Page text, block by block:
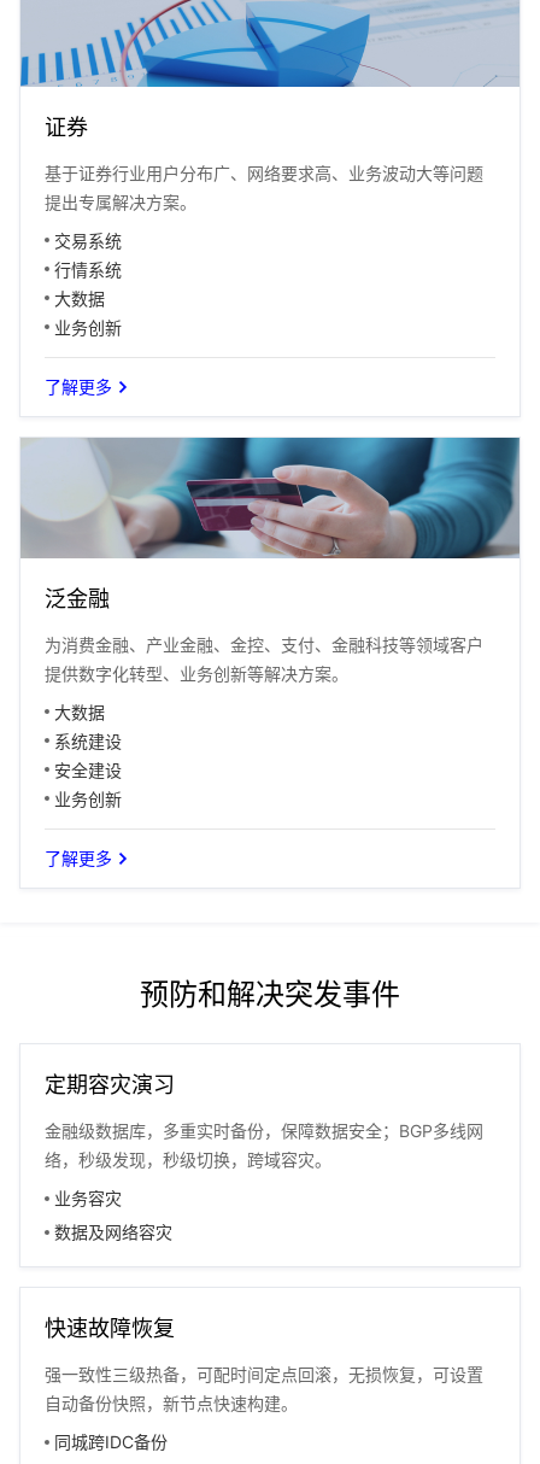
证券
基于证券行业用户分布广、网络要求高、业务波动大等问题
提出专属解决方案。
交易系统
行情系统
大数据
业务创新
了解更多
泛金融
为消费金融、产业金融、金控、支付、金融科技等领域客户
提供数字化转型、业务创新等解决方案。
大数据
系统建设
安全建设
业务创新
了解更多
预防和解决突发事件
定期容灾演习
金融级数据库，多重实时备份，保障数据安全；BGP多线网
络，秒级发现，秒级切换，跨域容灾。
业务容灾
数据及网络容灾
快速故障恢复
强一致性三级热备，可配时间定点回滚，无损恢复，可设置
自动备份快照，新节点快速构建。
同城跨IDC备份